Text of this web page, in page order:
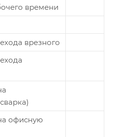
времени
врезного
офисную